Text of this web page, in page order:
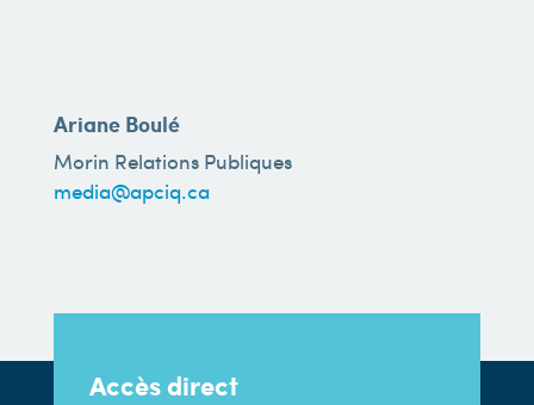
Ariane Boulé
Morin Relations Publiques
media@apciq.ca
Accès direct